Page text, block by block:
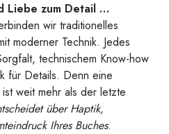
Liebe zum Detail …
wir traditionelles
moderner Technik. Jedes
technischem Know-how
für Details. Denn eine
weit mehr als der letzte
über Haptik,
Ihres Buches.